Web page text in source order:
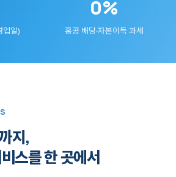
업일)
0%
홍콩 배당·자본이득 과세
지,
스를 한 곳에서